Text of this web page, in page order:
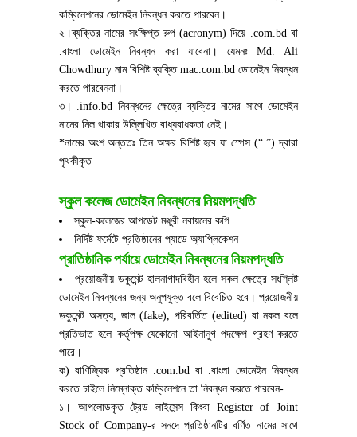
কম্বিনেশনের ডোমেইন নিবন্ধন করতে পারবেন।
২।ব্যক্তির নামের সংক্ষিপ্ত রুপ (acronym) দিয়ে .com.bd বা
.বাংলা ডোমেইন নিবন্ধন করা যাবেনা। যেমনঃ Md. Ali
Chowdhury নাম বিশিষ্ট ব্যক্তি mac.com.bd ডোমেইন নিবন্ধন
করতে পারবেননা।
৩। .info.bd নিবন্ধনের ক্ষেত্রে ব্যক্তির নামের সাথে ডোমেইন
নামের মিল থাকার উল্লিখিত বাধ্যবাধকতা নেই।
*নামের অংশ অন্ততঃ তিন অক্ষর বিশিষ্ট হবে যা স্পেস (“ ”) দ্বারা
পৃথকীকৃত
স্কুল কলেজ ডোমেইন নিবন্ধনের নিয়মপদ্ধতি
স্কুল-কলেজের আপডেট মঞ্জুরী নবায়নের কপি
নির্দিষ্ট ফর্মেটে প্রতিষ্ঠানের প্যাডে অ্যাপ্লিকেশন
প্রাতিষ্ঠানিক পর্যায়ে ডোমেইন নিবন্ধনের নিয়মপদ্ধতি
প্রয়োজনীয় ডকুমেন্ট হালনাগাদবিহীন হলে সকল ক্ষেত্রে সংশ্লিষ্ট
ডোমেইন নিবন্ধনের জন্য অনুপযুক্ত বলে বিবেচিত হবে। প্রয়োজনীয়
ডকুমেন্ট অসত্য, জাল (fake), পরিবর্তিত (edited) বা নকল বলে
প্রতিভাত হলে কর্তৃপক্ষ যেকোনো আইনানুগ পদক্ষেপ গ্রহণ করতে
পারে।
ক) বাণিজ্যিক প্রতিষ্ঠান .com.bd বা .বাংলা ডোমেইন নিবন্ধন
করতে চাইলে নিম্নোক্ত কম্বিনেশনে তা নিবন্ধন করতে পারবেন-
১। আপলোডকৃত ট্রেড লাইসেন্স কিংবা Register of Joint
Stock of Company-র সনদে প্রতিষ্ঠানটির বর্ণিত নামের সাথে